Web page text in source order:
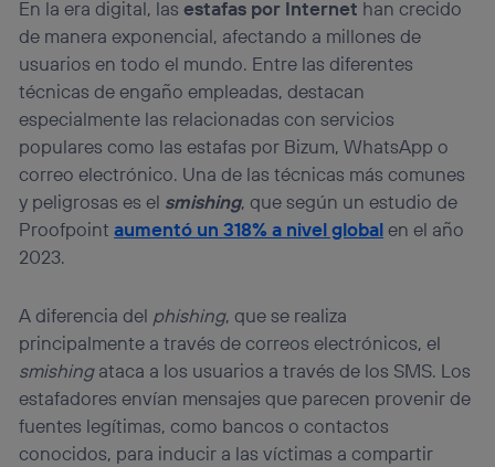
En la era digital, lasestafas por Internet han crecido
de manera exponencial, afectando a millones de
usuarios en todo el mundo. Entre las diferentes
técnicas de engaño empleadas, destacan
especialmente las relacionadas con servicios
populares como las estafas por Bizum, WhatsApp o
correo electrónico. Una de las técnicas más comunes
y peligrosas es el smishing, que según un estudio de
Proofpointaumentó un 318% a nivel globalen el año
2023.
A diferencia del phishing, que se realiza
principalmente a través de correos electrónicos, el
smishingataca a los usuarios a través de los SMS. Los
estafadores envían mensajes que parecen provenir de
fuentes legítimas, como bancos o contactos
conocidos, para inducir a las víctimas a compartir